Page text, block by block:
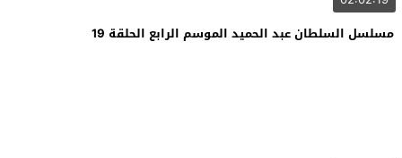
مسلسل السلطان عبد الحميد الموسم الرابع الحلقة 19